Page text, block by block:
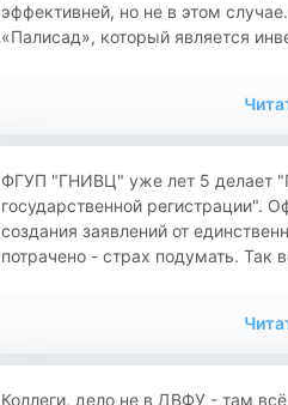
эффективней, но не в этом
«Палисад», который является
ФГУП "ГНИВЦ" уже лет 5 делает
государственной регистрации".
создания заявлений от
потрачено - страх подумать. Так
Коллеги, дело не в ДВФУ - там